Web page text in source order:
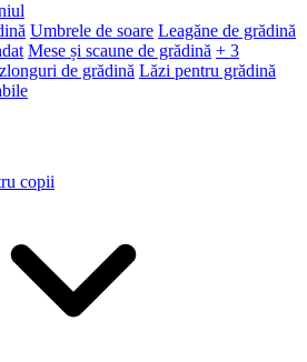
Umbrele de soare Leagăne de grădină
Mese și scaune de grădină + 3
de grădină Lăzi pentru grădină
copii